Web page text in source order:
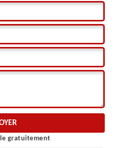
gratuitement